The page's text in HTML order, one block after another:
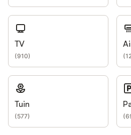
TV
(910) (
Tuin
(577) (